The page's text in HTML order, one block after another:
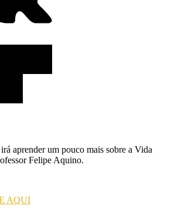
aprender um pouco mais sobre a Vida
Felipe Aquino.
AQUI